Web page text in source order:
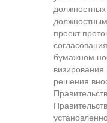
проект
бумажном
решения